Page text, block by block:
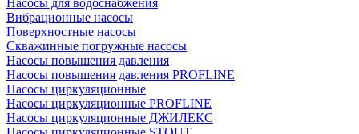
Насосы для водоснабжения
Вибрационные насосы
Поверхностные насосы
Скважинные погружные насосы
Насосы повышения давления
Насосы повышения давления PROFLINE
Насосы циркуляционные
Насосы циркуляционные PROFLINE
Насосы циркуляционные ДЖИЛЕКС